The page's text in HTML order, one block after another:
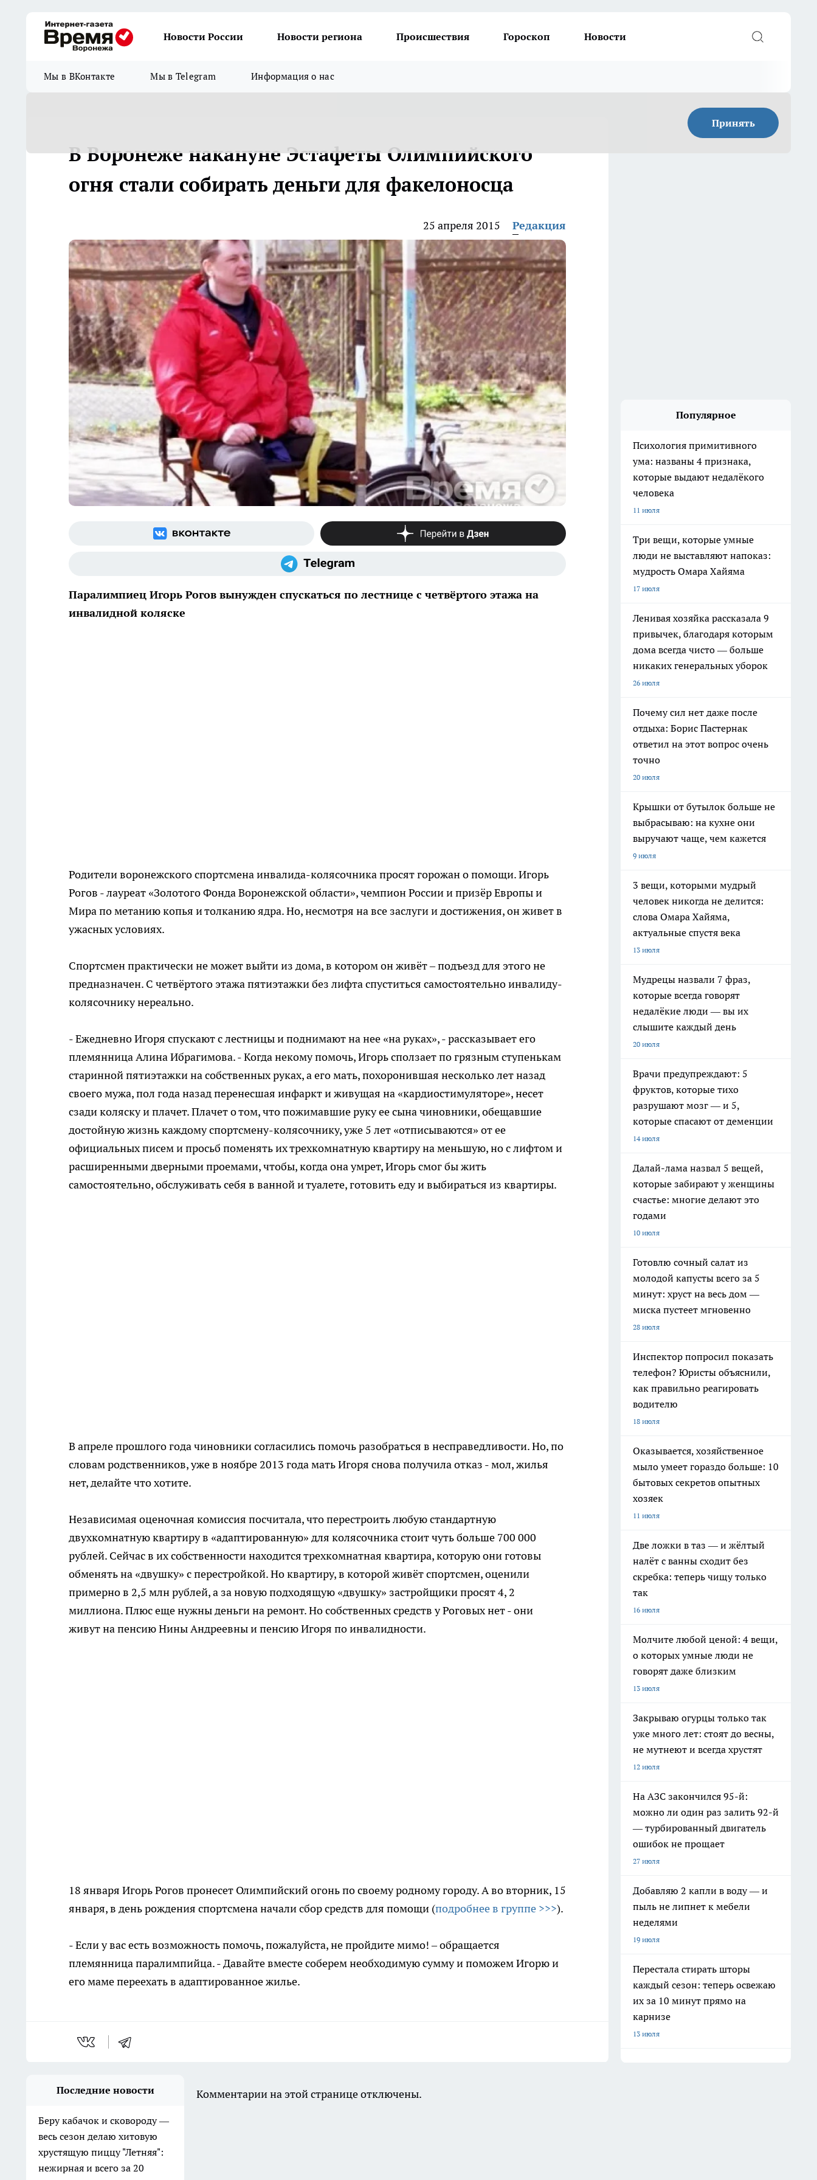
Новости России Новости региона Происшествия Гороскоп Новости
Мы в ВКонтакте Мы в Telegram Информация о нас
Принять
В Воронеже накануне Эстафеты Олимпийского
огня стали собирать деньги для факелоносца
25 апреля 2015 Редакция
Паралимпиец Игорь Рогов вынужден спускаться по лестнице с четвёртого этажа на
инвалидной коляске
Родители воронежского спортсмена инвалида-колясочника просят горожан о помощи. Игорь
Рогов - лауреат «Золотого Фонда Воронежской области», чемпион России и призёр Европы и
Мира по метанию копья и толканию ядра. Но, несмотря на все заслуги и достижения, он живет в
ужасных условиях.
Спортсмен практически не может выйти из дома, в котором он живёт – подъезд для этого не
предназначен. С четвёртого этажа пятиэтажки без лифта спуститься самостоятельно инвалиду-
колясочнику нереально.
- Ежедневно Игоря спускают с лестницы и поднимают на нее «на руках», - рассказывает его
племянница Алина Ибрагимова. - Когда некому помочь, Игорь сползает по грязным ступенькам
старинной пятиэтажки на собственных руках, а его мать, похоронившая несколько лет назад
своего мужа, пол года назад перенесшая инфаркт и живущая на «кардиостимуляторе», несет
сзади коляску и плачет. Плачет о том, что пожимавшие руку ее сына чиновники, обещавшие
достойную жизнь каждому спортсмену-колясочнику, уже 5 лет «отписываются» от ее
официальных писем и просьб поменять их трехкомнатную квартиру на меньшую, но с лифтом и
расширенными дверными проемами, чтобы, когда она умрет, Игорь смог бы жить
самостоятельно, обслуживать себя в ванной и туалете, готовить еду и выбираться из квартиры.
В апреле прошлого года чиновники согласились помочь разобраться в несправедливости. Но, по
словам родственников, уже в ноябре 2013 года мать Игоря снова получила отказ - мол, жилья
нет, делайте что хотите.
Независимая оценочная комиссия посчитала, что перестроить любую стандартную
двухкомнатную квартиру в «адаптированную» для колясочника стоит чуть больше 700 000
рублей. Сейчас в их собственности находится трехкомнатная квартира, которую они готовы
обменять на «двушку» с перестройкой. Но квартиру, в которой живёт спортсмен, оценили
примерно в 2,5 млн рублей, а за новую подходящую «двушку» застройщики просят 4, 2
миллиона. Плюс еще нужны деньги на ремонт. Но собственных средств у Роговых нет - они
живут на пенсию Нины Андреевны и пенсию Игоря по инвалидности.
18 января Игорь Рогов пронесет Олимпийский огонь по своему родному городу. А во вторник, 15
января, в день рождения спортсмена начали сбор средств для помощи (подробнее в группе >>>).
- Если у вас есть возможность помочь, пожалуйста, не пройдите мимо! – обращается
племянница паралимпийца. - Давайте вместе соберем необходимую сумму и поможем Игорю и
его маме переехать в адаптированное жилье.
Популярное
Психология примитивного
ума: названы 4 признака,
которые выдают недалёкого
человека
11 июля
Три вещи, которые умные
люди не выставляют напоказ:
мудрость Омара Хайяма
17 июля
Ленивая хозяйка рассказала 9
привычек, благодаря которым
дома всегда чисто — больше
никаких генеральных уборок
26 июля
Почему сил нет даже после
отдыха: Борис Пастернак
ответил на этот вопрос очень
точно
20 июля
Крышки от бутылок больше не
выбрасываю: на кухне они
выручают чаще, чем кажется
9 июля
3 вещи, которыми мудрый
человек никогда не делится:
слова Омара Хайяма,
актуальные спустя века
13 июля
Мудрецы назвали 7 фраз,
которые всегда говорят
недалёкие люди — вы их
слышите каждый день
20 июля
Врачи предупреждают: 5
фруктов, которые тихо
разрушают мозг — и 5,
которые спасают от деменции
14 июля
Далай-лама назвал 5 вещей,
которые забирают у женщины
счастье: многие делают это
годами
10 июля
Готовлю сочный салат из
молодой капусты всего за 5
минут: хруст на весь дом —
миска пустеет мгновенно
28 июля
Инспектор попросил показать
телефон? Юристы объяснили,
как правильно реагировать
водителю
18 июля
Оказывается, хозяйственное
мыло умеет гораздо больше: 10
бытовых секретов опытных
хозяек
11 июля
Две ложки в таз — и жёлтый
налёт с ванны сходит без
скребка: теперь чищу только
так
16 июля
Молчите любой ценой: 4 вещи,
о которых умные люди не
говорят даже близким
13 июля
Закрываю огурцы только так
уже много лет: стоят до весны,
не мутнеют и всегда хрустят
12 июля
На АЗС закончился 95-й:
можно ли один раз залить 92-й
— турбированный двигатель
ошибок не прощает
27 июля
Добавляю 2 капли в воду — и
пыль не липнет к мебели
неделями
19 июля
Перестала стирать шторы
каждый сезон: теперь освежаю
их за 10 минут прямо на
карнизе
13 июля
Последние новости
Беру кабачок и сковороду —
весь сезон делаю хитовую
хрустящую пиццу "Летняя":
нежирная и всего за 20
Комментарии на этой странице отключены.